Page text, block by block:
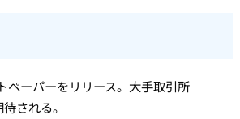
ペーパーをリリース。大手取引所
される。